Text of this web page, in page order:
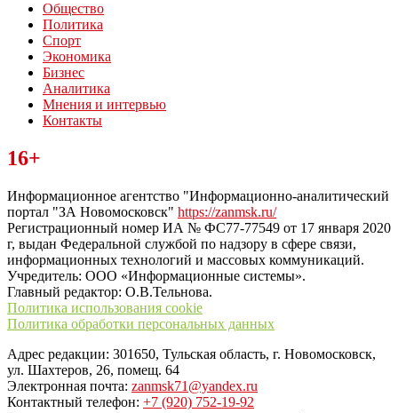
Общество
Политика
Спорт
Экономика
Бизнес
Аналитика
Мнения и интервью
Контакты
Читайте последние новости дня в Тульской области на сайте
“ЗаНовомосковск”
16+
Информационное агентство "Информационно-аналитический
портал "ЗА Новомосковск" https://zanmsk.ru/
Регистрационный номер ИА № ФС77-77549 от 17 января 2020
г, выдан Федеральной службой по надзору в сфере связи,
информационных технологий и массовых коммуникаций.
Учредитель: ООО «Информационные системы».
Главный редактор: О.В.Тельнова.
Политика использования cookie
Политика обработки персональных данных
Адрес редакции: 301650, Тульская область, г. Новомосковск,
ул. Шахтеров, 26, помещ. 64
Электронная почта: zanmsk71@yandex.ru
Контактный телефон: +7 (920) 752-19-92